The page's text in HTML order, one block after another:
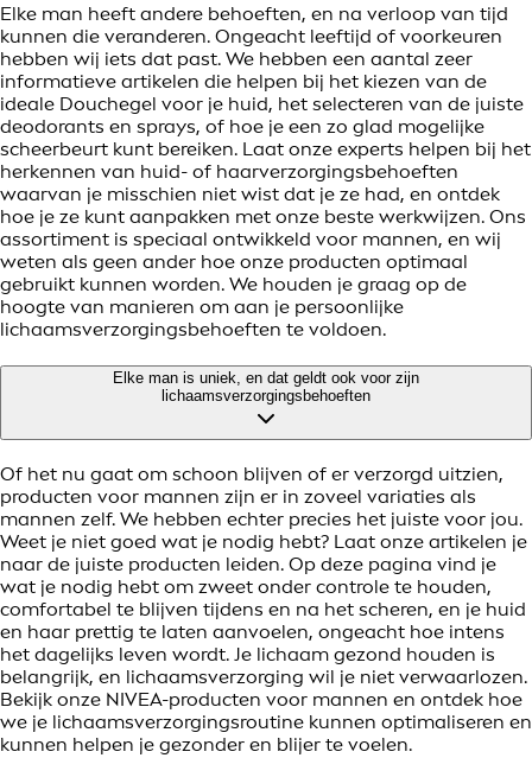
Elke man heeft andere behoeften, en na verloop van tijd
kunnen die veranderen. Ongeacht leeftijd of voorkeuren
hebben wij iets dat past. We hebben een aantal zeer
informatieve artikelen die helpen bij het kiezen van de
ideale Douchegel voor je huid, het selecteren van de juiste
deodorants en sprays, of hoe je een zo glad mogelijke
scheerbeurt kunt bereiken. Laat onze experts helpen bij het
herkennen van huid- of haarverzorgingsbehoeften
waarvan je misschien niet wist dat je ze had, en ontdek
hoe je ze kunt aanpakken met onze beste werkwijzen. Ons
assortiment is speciaal ontwikkeld voor mannen, en wij
weten als geen ander hoe onze producten optimaal
gebruikt kunnen worden. We houden je graag op de
hoogte van manieren om aan je persoonlijke
lichaamsverzorgingsbehoeften te voldoen.
Elke man is uniek, en dat geldt ook voor zijn
lichaamsverzorgingsbehoeften
Of het nu gaat om schoon blijven of er verzorgd uitzien,
producten voor mannen zijn er in zoveel variaties als
mannen zelf. We hebben echter precies het juiste voor jou.
Weet je niet goed wat je nodig hebt? Laat onze artikelen je
naar de juiste producten leiden. Op deze pagina vind je
wat je nodig hebt om zweet onder controle te houden,
comfortabel te blijven tijdens en na het scheren, en je huid
en haar prettig te laten aanvoelen, ongeacht hoe intens
het dagelijks leven wordt. Je lichaam gezond houden is
belangrijk, en lichaamsverzorging wil je niet verwaarlozen.
Bekijk onze NIVEA-producten voor mannen en ontdek hoe
we je lichaamsverzorgingsroutine kunnen optimaliseren en
kunnen helpen je gezonder en blijer te voelen.